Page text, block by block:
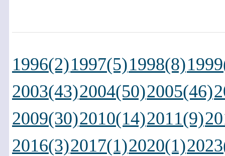
1996(2)1997(5)1998(8)
2003(43)2004(50)2005(46)
2009(30)2010(14)2011(9)
2016(3)2017(1)2020(1)